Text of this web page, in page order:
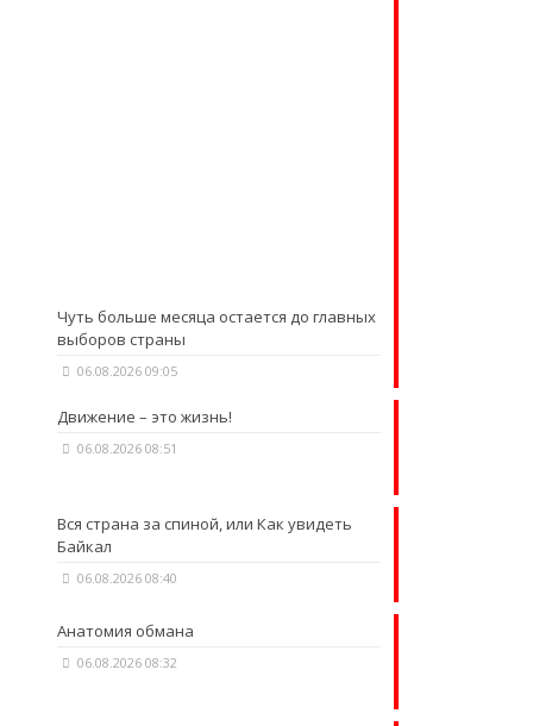
Чуть больше месяца остается до главных
выборов страны
06.08.2026 09:05
Движение – это жизнь!
06.08.2026 08:51
Вся страна за спиной, или Как увидеть
Байкал
06.08.2026 08:40
Анатомия обмана
06.08.2026 08:32